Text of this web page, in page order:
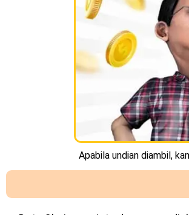
Apabila undian diambil,